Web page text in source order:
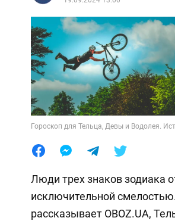
Гороскоп для Тельца, Девы и Водолея.
Люди трех знаков зодиака
исключительной
рассказывает OBOZ.UA,